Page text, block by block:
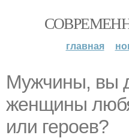
главная
Мужчины, вы
женщины
или героев?